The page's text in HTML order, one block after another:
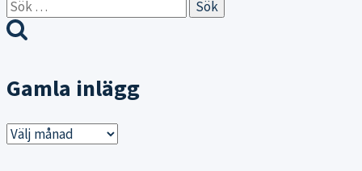
Sök
efter:
Gamla inlägg
Gamla